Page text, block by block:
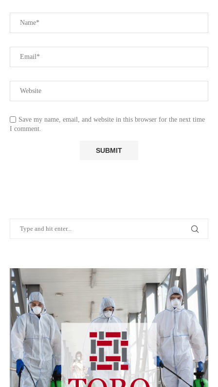
Save my name, email, and website in this browser for the next time
I comment.